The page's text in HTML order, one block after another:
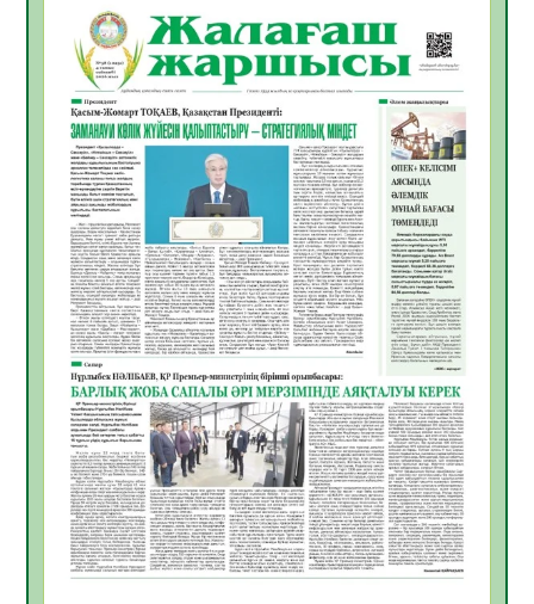
06.08.2026
Инфекциялық ауруларға қарсы иммундау
жұмыстарының тиімділігі
06.08.2026
55
Көкжөтел ауруы туралы
06.08.2026
53
АПВ вакцинасы туралы мәлімет
06.08.2026
53
Open Air: Қызылорда облысы полиция
департаменті 20 мыңнан астам
көрерменнің қауіпсіздігін қамтамасыз етті
06.08.2026
64
ҚЫЗЫЛОРДАДА «САНАЛЫ ҰРПАҚ –
ЖАРҚЫН БОЛАШАҚ» АТТЫ КЕҢЕЙТІЛГЕН
МӘЖІЛІС ӨТТІ
05.08.2026
65
Қазақстан Орталық Азиядағы көшуге ең